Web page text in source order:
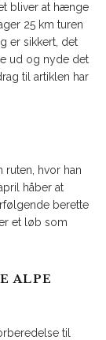
bliver at hænge
25 km turen
er sikkert, det
ud og nyde det
til artiklen har
ruten, hvor han
håber at
berette
et løb som
ALPE
til